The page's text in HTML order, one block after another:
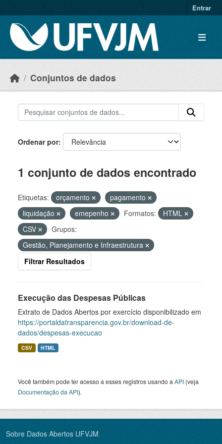
Entrar
Conjuntos de dados
Ordenar por
1 conjunto de dados encontrado
Etiquetas: orçamento
pagamento
liquidação
emepenho Formatos:
HTML
CSV
Grupos:
Gestão, Planejamento e Infraestrutura
Filtrar Resultados
Execução das Despesas Públicas
Extrato de Dados Abertos por exercício disponibilizado em
https://portaldatransparencia.gov.br/download-de-
dados/despesas-execucao
CSV HTML
Você também pode ter acesso a esses registros usando a API (veja
Documentação da API).
Sobre Dados Abertos UFVJM